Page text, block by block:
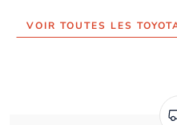
VOIR TOUTES LES